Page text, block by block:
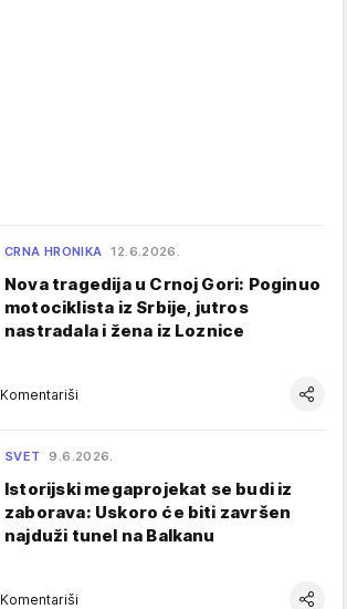
CRNA HRONIKA 12.6.2026.
Nova tragedija u Crnoj Gori: Poginuo
motociklista iz Srbije, jutros
nastradala i žena iz Loznice
Komentariši
SVET 9.6.2026.
Istorijski megaprojekat se budi iz
zaborava: Uskoro će biti završen
najduži tunel na Balkanu
Komentariši